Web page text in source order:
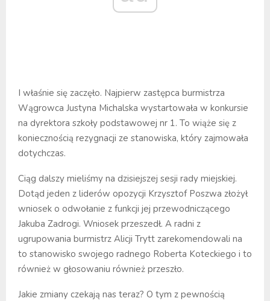
I właśnie się zaczęło. Najpierw zastępca burmistrza
Wągrowca Justyna Michalska wystartowała w konkursie
na dyrektora szkoły podstawowej nr 1. To wiąże się z
koniecznością rezygnacji ze stanowiska, który zajmowała
dotychczas.
Ciąg dalszy mieliśmy na dzisiejszej sesji rady miejskiej.
Dotąd jeden z liderów opozycji Krzysztof Poszwa złożył
wniosek o odwołanie z funkcji jej przewodniczącego
Jakuba Zadrogi. Wniosek przeszedł. A radni z
ugrupowania burmistrz Alicji Trytt zarekomendowali na
to stanowisko swojego radnego Roberta Koteckiego i to
również w głosowaniu również przeszło.
Jakie zmiany czekają nas teraz? O tym z pewnością